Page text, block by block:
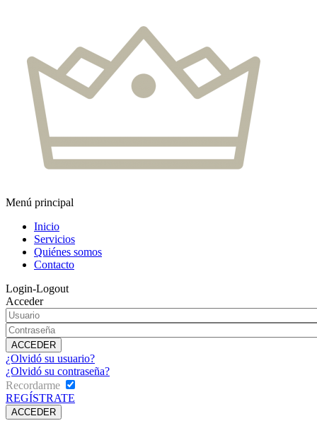
Menú principal
Inicio
Servicios
Quiénes somos
Contacto
Login-Logout
Acceder
¿Olvidó su usuario?
¿Olvidó su contraseña?
Recordarme
REGÍSTRATE